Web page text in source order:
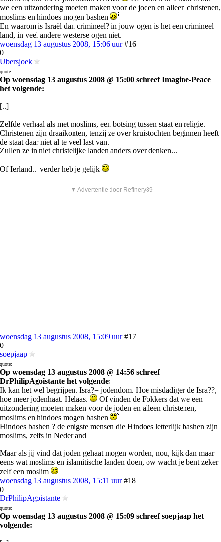
we een uitzondering moeten maken voor de joden en alleen christenen,
moslims en hindoes mogen bashen
En waarom is Israël dan crimineel? in jouw ogen is het een crimineel
land, in veel andere westerse ogen niet.
woensdag 13 augustus 2008, 15:06 uur #16
0
Ubersjoek
quote:
Op woensdag 13 augustus 2008 @ 15:00 schreef Imagine-Peace
het volgende:
[..]
Zelfde verhaal als met moslims, een botsing tussen staat en religie.
Christenen zijn draaikonten, tenzij ze over kruistochten beginnen heeft
de staat daar niet al te veel last van.
Zullen ze in niet christelijke landen anders over denken...
Of Ierland... verder heb je gelijk
▼ Advertentie door Refinery89
woensdag 13 augustus 2008, 15:09 uur #17
0
soepjaap
quote:
Op woensdag 13 augustus 2008 @ 14:56 schreef
DrPhilipAgoistante het volgende:
Ik kan het wel begrijpen. Isra?= jodendom. Hoe misdadiger de Isra??,
hoe meer jodenhaat. Helaas.
Of vinden de Fokkers dat we een
uitzondering moeten maken voor de joden en alleen christenen,
moslims en hindoes mogen bashen
Hindoes bashen ? de enigste mensen die Hindoes letterlijk bashen zijn
moslims, zelfs in Nederland
Maar als jij vind dat joden gehaat mogen worden, nou, kijk dan maar
eens wat moslims en islamitische landen doen, ow wacht je bent zeker
zelf een moslim
woensdag 13 augustus 2008, 15:11 uur #18
0
DrPhilipAgoistante
quote:
Op woensdag 13 augustus 2008 @ 15:09 schreef soepjaap het
volgende: